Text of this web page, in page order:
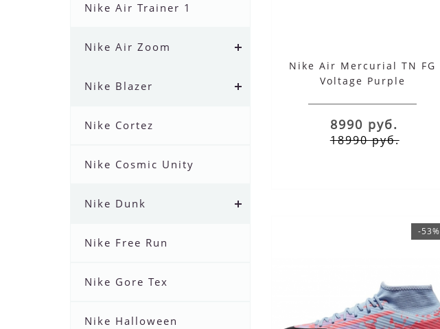
Nike Air Trainer 1
Nike Air Zoom
Nike Blazer
Nike Cortez
Nike Cosmic Unity
Nike Dunk
Nike Free Run
Nike Gore Tex
Nike Halloween
Nike Air Mercurial TN FG
Voltage Purple
8990 руб.
18990 руб.
-53%